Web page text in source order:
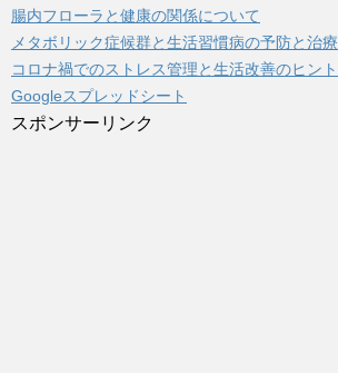
腸内フローラと健康の関係について
メタボリック症候群と生活習慣病の予防と治療
コロナ禍でのストレス管理と生活改善のヒント
Googleスプレッドシート
スポンサーリンク